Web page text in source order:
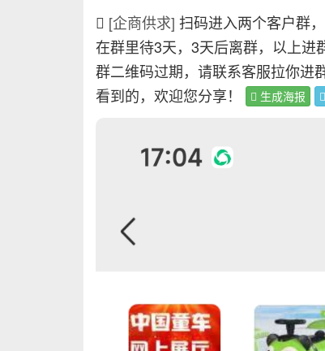
[企商供求] 扫码进入两个客户群
在群里待3天，3天后离群，以上进
群二维码过期，请联系客服拉你进
看到的，欢迎您分享！
生成海报